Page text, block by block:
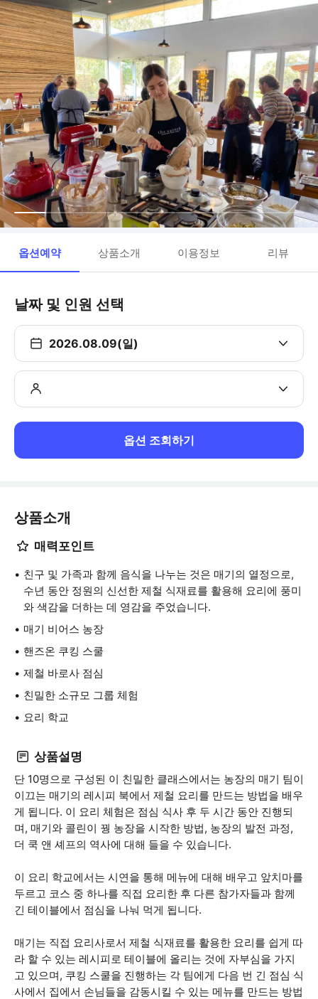
옵션예약 상품소개 이용정보 리뷰
날짜 및 인원 선택
2026.08.09(일)
옵션 조회하기
상품소개
매력포인트
친구 및 가족과 함께 음식을 나누는 것은 매기의 열정으로,
수년 동안 정원의 신선한 제철 식재료를 활용해 요리에 풍미
와 색감을 더하는 데 영감을 주었습니다.
매기 비어스 농장
핸즈온 쿠킹 스쿨
제철 바로사 점심
친밀한 소규모 그룹 체험
요리 학교
상품설명
단 10명으로 구성된 이 친밀한 클래스에서는 농장의 매기 팀이
이끄는 매기의 레시피 북에서 제철 요리를 만드는 방법을 배우
게 됩니다. 이 요리 체험은 점심 식사 후 두 시간 동안 진행되
며, 매기와 콜린이 꿩 농장을 시작한 방법, 농장의 발전 과정,
더 쿡 앤 셰프의 역사에 대해 들을 수 있습니다.
이 요리 학교에서는 시연을 통해 메뉴에 대해 배우고 앞치마를
두르고 코스 중 하나를 직접 요리한 후 다른 참가자들과 함께
긴 테이블에서 점심을 나눠 먹게 됩니다.
매기는 직접 요리사로서 제철 식재료를 활용한 요리를 쉽게 따
라 할 수 있는 레시피로 테이블에 올리는 것에 자부심을 가지
고 있으며, 쿠킹 스쿨을 진행하는 각 팀에게 다음 번 긴 점심 식
사에서 집에서 손님들을 감동시킬 수 있는 메뉴를 만드는 방법